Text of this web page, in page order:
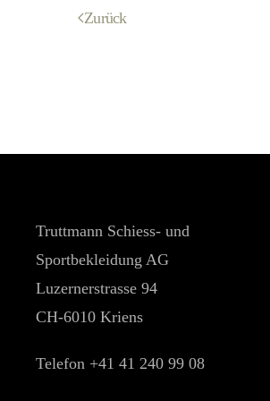
Zurück
Truttmann Schiess- und
Sportbekleidung AG
Luzernerstrasse 94
CH-6010 Kriens
Telefon +41 41 240 99 08